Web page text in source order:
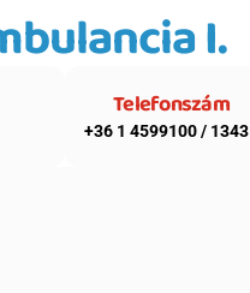
I.
Telefonszám
+36 1 4599100 / 1343